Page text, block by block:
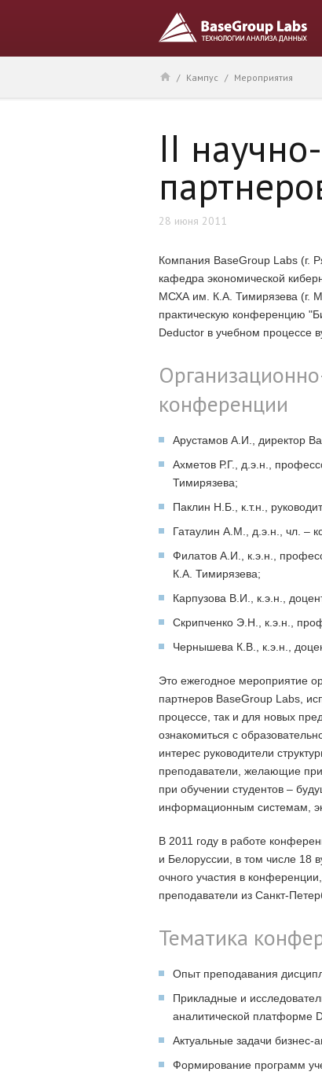
/ Кампус / Мероприятия
II
28 июня 2011
Компания BaseGroup Labs (г.
кафедра экономической
МСХА им. К.А. Тимирязева (г.
практическую конференцию
Deductor в учебном процессе
конференции
Арустамов А.И., директор
Ахметов Р.Г., д.э.н.,
Тимирязева;
Паклин Н.Б., к.т.н.,
Гатаулин А.М., д.э.н., чл. –
Филатов А.И., к.э.н.,
К.А. Тимирязева;
Карпузова В.И., к.э.н.,
Скрипченко Э.Н., к.э.н.,
Чернышева К.В., к.э.н.,
Это ежегодное мероприятие
партнеров BaseGroup Labs,
процессе, так и для новых
ознакомиться с
интерес руководители
преподаватели, желающие
при обучении студентов –
информационным системам,
В 2011 году в работе
и Белоруссии, в том числе 18
очного участия в
преподаватели из Санкт-
Тематика
Опыт преподавания
Прикладные и
аналитической платформе
Актуальные задачи бизнес-
Формирование программ